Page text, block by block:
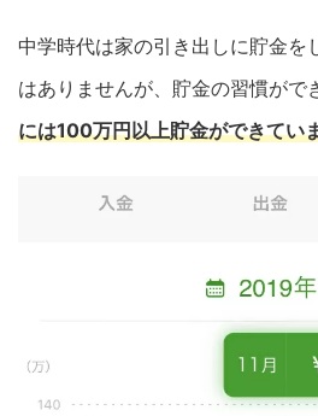
中学時代は家の引き出しに貯金を
はありませんが、貯金の習慣がで
には100万円以上貯金ができてい